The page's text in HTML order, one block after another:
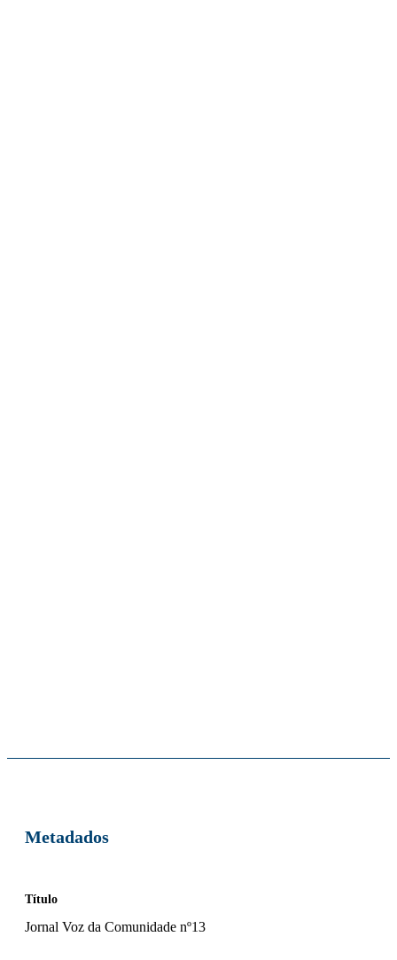
Metadados
Título
Jornal Voz da Comunidade nº13